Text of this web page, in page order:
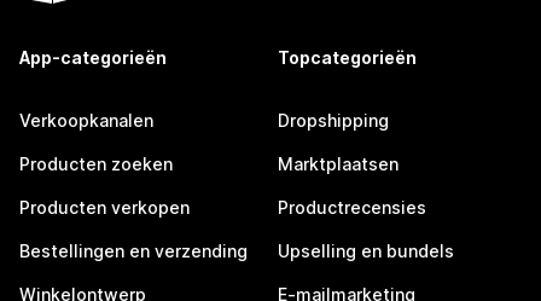
App-categorieën
Verkoopkanalen
Producten zoeken
Producten verkopen
Bestellingen en verzending
Winkelontwerp
Topcategorieën
Dropshipping
Marktplaatsen
Productrecensies
Upselling en bundels
E-mailmarketing